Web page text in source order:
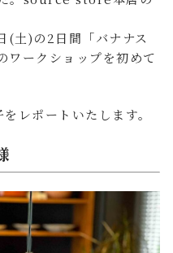
土)の2日間「バナナス
ワークショップを初めて
レポートいたします。